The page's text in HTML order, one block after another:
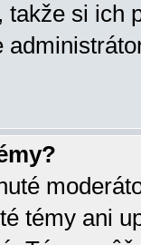
si ich
témy ani